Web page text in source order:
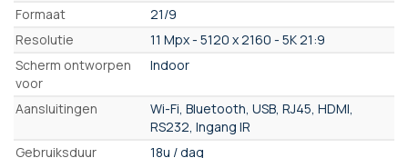
Formaat
21/9
Resolutie
11 Mpx - 5120 x 2160 - 5K 21:9
Scherm ontworpen
voor
Indoor
Aansluitingen
Wi-Fi, Bluetooth, USB, RJ45, HDMI,
RS232, Ingang IR
Gebruiksduur
18u / dag